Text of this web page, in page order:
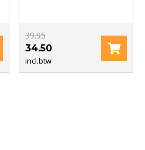
39.95
34.50
incl.btw